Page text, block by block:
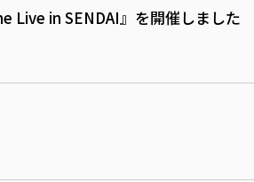
in SENDAI』を開催しました